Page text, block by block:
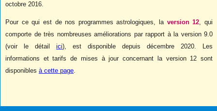
octobre 2016.
Pour ce qui est de nos programmes astrologiques, la version 12, qui
comporte de très nombreuses améliorations par rapport à la version 9.0
(voir le détail ici), est disponible depuis décembre 2020. Les
informations et tarifs de mises à jour concernant la version 12 sont
disponibles à cette page.